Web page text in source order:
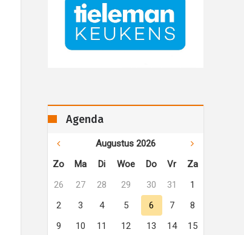
Agenda
Augustus 2026
Zo
Ma Di Woe Do Vr
Za
26
27 28 29 30 31
1
2
3 4 5 6 7
8
9
10 11 12 13 14
15